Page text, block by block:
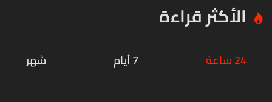
الأكثر قراءة
24 ساعة 7 أيام شهر